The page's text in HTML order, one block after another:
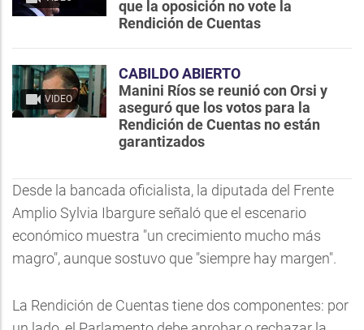
que la oposición no vote la
Rendición de Cuentas
VIDEO
CABILDO ABIERTO
Manini Ríos se reunió con Orsi y
aseguró que los votos para la
Rendición de Cuentas no están
garantizados
Desde la bancada oficialista, la diputada del Frente
Amplio Sylvia Ibargure señaló que el escenario
económico muestra "un crecimiento mucho más
magro", aunque sostuvo que "siempre hay margen".
La Rendición de Cuentas tiene dos componentes: por